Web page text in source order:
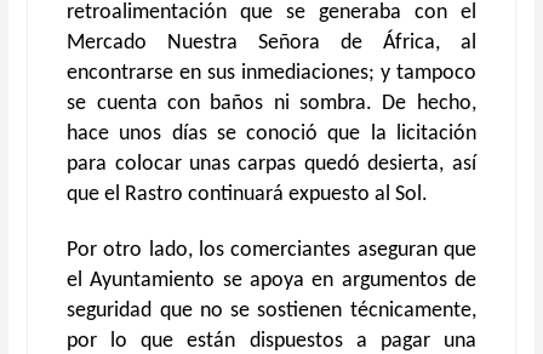
retroalimentación que se generaba con el
Mercado Nuestra Señora de África, al
encontrarse en sus inmediaciones; y tampoco
se cuenta con baños ni sombra. De hecho,
hace unos días se conoció que la licitación
para colocar unas carpas quedó desierta, así
que el Rastro continuará expuesto al Sol.
Por otro lado, los comerciantes aseguran que
el Ayuntamiento se apoya en argumentos de
seguridad que no se sostienen técnicamente,
por lo que están dispuestos a pagar una